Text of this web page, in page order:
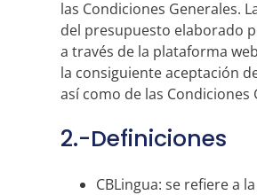
las Condiciones Generales.
del presupuesto elaborado
a través de la plataforma
la consiguiente aceptación
así como de las Condiciones
2.-Definiciones
CBLingua: se refiere a